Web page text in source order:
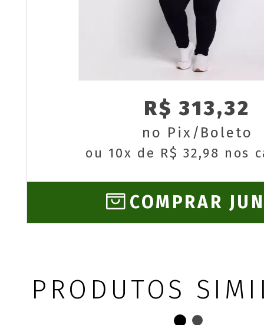
R$ 313,32
no Pix/Boleto
ou 10x de R$ 32,98 nos
COMPRAR
PRODUTOS